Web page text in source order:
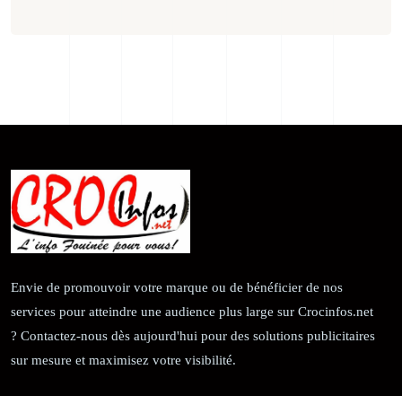
Envie de promouvoir votre marque ou de bénéficier de nos
services pour atteindre une audience plus large sur Crocinfos.net
? Contactez-nous dès aujourd'hui pour des solutions publicitaires
sur mesure et maximisez votre visibilité.